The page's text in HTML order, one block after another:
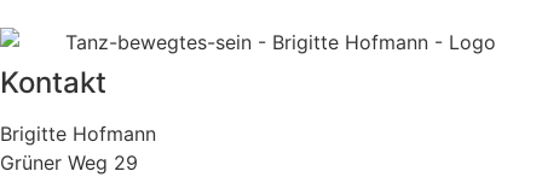
Kontakt
Brigitte Hofmann
Grüner Weg 29